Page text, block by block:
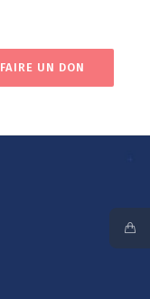
FAIRE UN DON